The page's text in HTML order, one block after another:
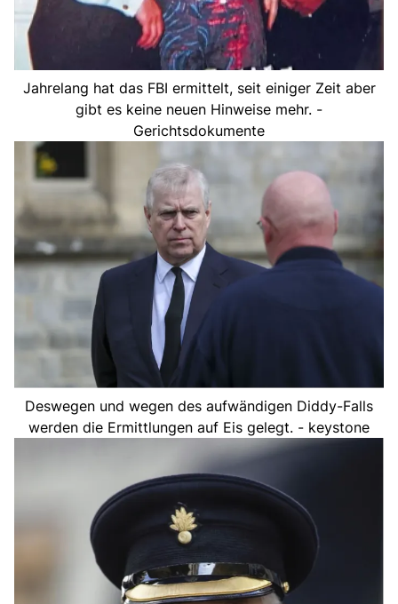
Jahrelang hat das FBI ermittelt, seit einiger Zeit aber
gibt es keine neuen Hinweise mehr. -
Gerichtsdokumente
Deswegen und wegen des aufwändigen Diddy-Falls
werden die Ermittlungen auf Eis gelegt. - keystone